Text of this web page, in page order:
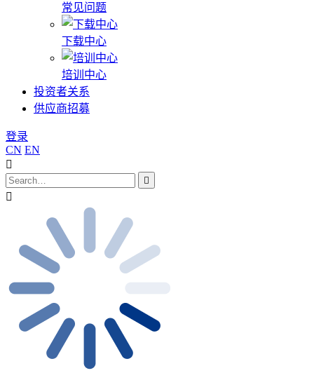
常见问题
下载中心
培训中心
投资者关系
供应商招募
登录
CN EN